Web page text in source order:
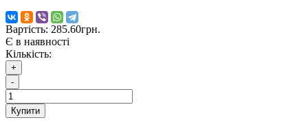
Вартість: 285.60грн.
Є в наявності
Кількість:
+
-
Купити